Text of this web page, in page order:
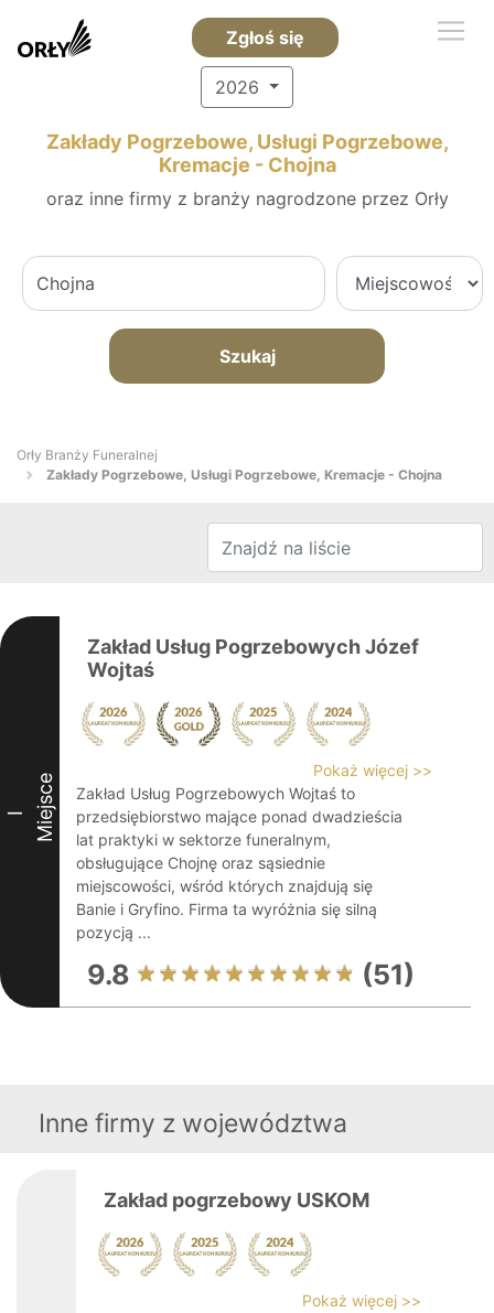
Zgłoś się
2026
Zakłady Pogrzebowe, Usługi Pogrzebowe,
Kremacje - Chojna
oraz inne firmy z branży nagrodzone przez Orły
Szukaj
Orły Branży Funeralnej
Zakłady Pogrzebowe, Usługi Pogrzebowe, Kremacje - Chojna
I Miejsce
Zakład Usług Pogrzebowych Józef
Wojtaś
Pokaż więcej >>
Zakład Usług Pogrzebowych Wojtaś to
przedsiębiorstwo mające ponad dwadzieścia
lat praktyki w sektorze funeralnym,
obsługujące Chojnę oraz sąsiednie
miejscowości, wśród których znajdują się
Banie i Gryfino. Firma ta wyróżnia się silną
pozycją ...
9.8 (51)
Inne firmy z województwa
Zakład pogrzebowy USKOM
Pokaż więcej >>